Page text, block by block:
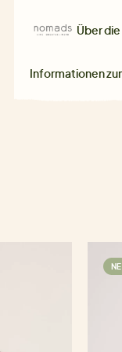
Über
Informationen